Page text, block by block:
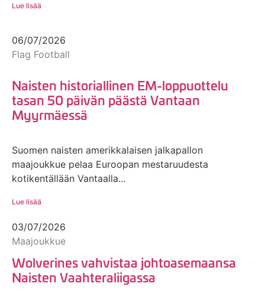
Lue lisää
06/07/2026
Flag Football
Naisten historiallinen EM-loppuottelu
tasan 50 päivän päästä Vantaan
Myyrmäessä
Suomen naisten amerikkalaisen jalkapallon
maajoukkue pelaa Euroopan mestaruudesta
kotikentällään Vantaalla...
Lue lisää
03/07/2026
Maajoukkue
Wolverines vahvistaa johtoasemaansa
Naisten Vaahteraliigassa